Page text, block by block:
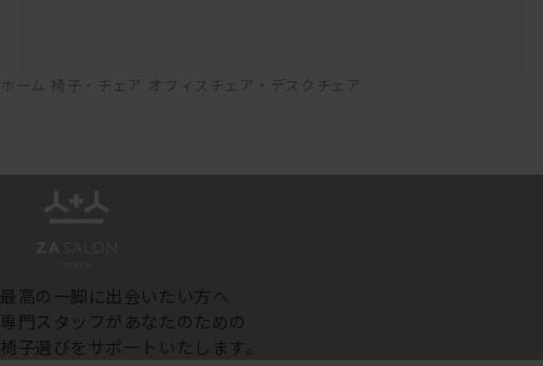
ホーム 椅子・チェア オフィスチェア・デスクチェア
最高の一脚に出会いたい方へ
専門スタッフがあなたのための
椅子選びをサポートいたします。